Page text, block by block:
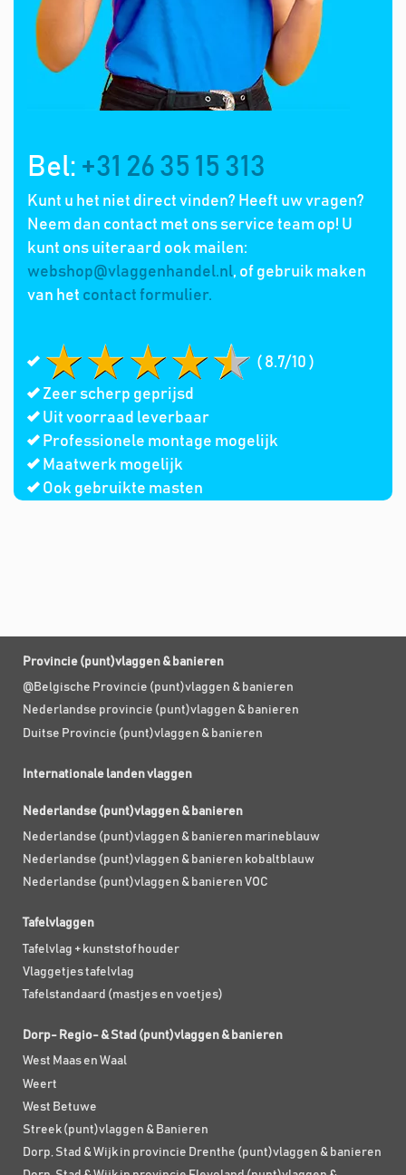
Bel: +31 26 35 15 313
Kunt u het niet direct vinden? Heeft uw vragen?
Neem dan contact met ons service team op! U
kunt ons uiteraard ook mailen:
webshop@vlaggenhandel.nl, of gebruik maken
van het contact formulier.
( 8.7/10 )
Zeer scherp geprijsd
Uit voorraad leverbaar
Professionele montage mogelijk
Maatwerk mogelijk
Ook gebruikte masten
Provincie (punt)vlaggen & banieren
@Belgische Provincie (punt)vlaggen & banieren
Nederlandse provincie (punt)vlaggen & banieren
Duitse Provincie (punt)vlaggen & banieren
Internationale landen vlaggen
Nederlandse (punt)vlaggen & banieren
Nederlandse (punt)vlaggen & banieren marineblauw
Nederlandse (punt)vlaggen & banieren kobaltblauw
Nederlandse (punt)vlaggen & banieren VOC
Tafelvlaggen
Tafelvlag + kunststof houder
Vlaggetjes tafelvlag
Tafelstandaard (mastjes en voetjes)
Dorp- Regio- & Stad (punt)vlaggen & banieren
West Maas en Waal
Weert
West Betuwe
Streek (punt)vlaggen & Banieren
Dorp, Stad & Wijk in provincie Drenthe (punt)vlaggen & banieren